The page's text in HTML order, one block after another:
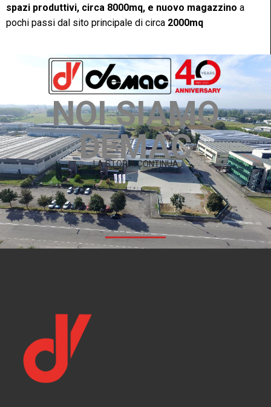
spazi produttivi, circa 8000mq, e nuovo magazzino a
pochi passi dal sito principale di circa 2000mq
NOI SIAMO
DEMAC
...LA STORIA CONTINUA...